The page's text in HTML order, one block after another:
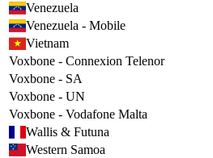
Venezuela
Venezuela - Mobile
Vietnam
Voxbone - Connexion Telenor
Voxbone - SA
Voxbone - UN
Voxbone - Vodafone Malta
Wallis & Futuna
Western Samoa